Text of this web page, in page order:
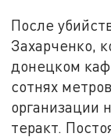
После
Захарченко,
донецком
сотнях
организации
теракт.